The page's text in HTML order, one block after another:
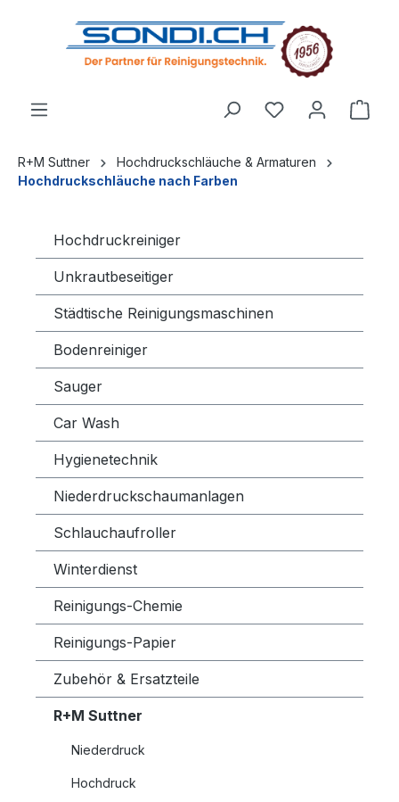
springen
R+M Suttner
Hochdruckschläuche & Armaturen
Hochdruckschläuche nach Farben
Hochdruckreiniger
Unkrautbeseitiger
Städtische Reinigungsmaschinen
Bodenreiniger
Sauger
Car Wash
Hygienetechnik
Niederdruckschaumanlagen
Schlauchaufroller
Winterdienst
Reinigungs-Chemie
Reinigungs-Papier
Zubehör & Ersatzteile
R+M Suttner
Niederdruck
Hochdruck